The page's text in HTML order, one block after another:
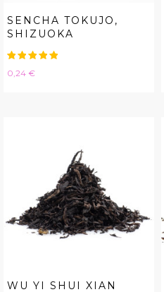
SENCHA TOKUJO,
SHIZUOKA
Hinta
0,24 €
WU YI SHUI XIAN